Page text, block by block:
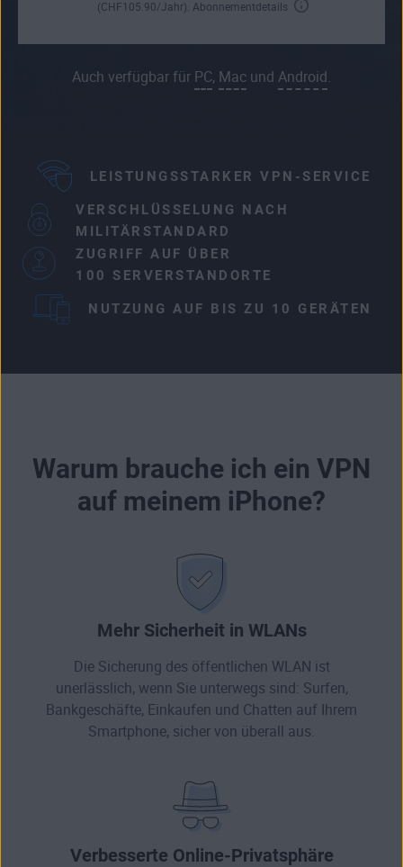
(CHF105.90/Jahr). Abonnementdetails
Auch verfügbar für PC, Mac und Android.
LEISTUNGSSTARKER VPN-SERVICE
VERSCHLÜSSELUNG NACH
MILITÄRSTANDARD
ZUGRIFF AUF ÜBER
100 SERVERSTANDORTE
NUTZUNG AUF BIS ZU 10 GERÄTEN
Warum brauche ich ein VPN
auf meinem iPhone?
Mehr Sicherheit in WLANs
Die Sicherung des öffentlichen WLAN ist
unerlässlich, wenn Sie unterwegs sind: Surfen,
Bankgeschäfte, Einkaufen und Chatten auf Ihrem
Smartphone, sicher von überall aus.
Verbesserte Online-Privatsphäre